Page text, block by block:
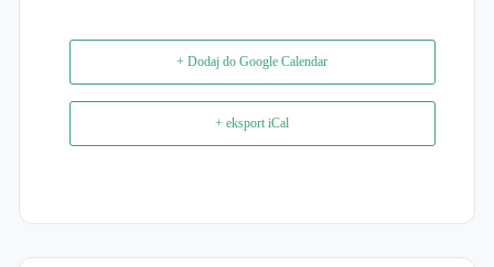
+ Dodaj do Google Calendar
+ eksport iCal